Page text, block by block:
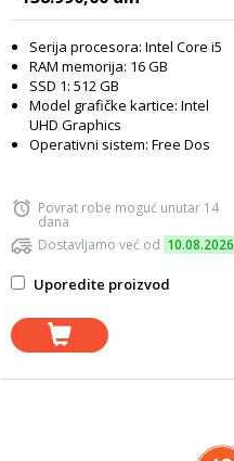
Serija procesora: Intel Core i5
RAM memorija: 16 GB
SSD 1: 512 GB
Model grafičke kartice: Intel
UHD Graphics
Operativni sistem: Free Dos
Povrat robe moguć unutar 14
dana
Dostavljamo već od 10.08.2026
Uporedite proizvod